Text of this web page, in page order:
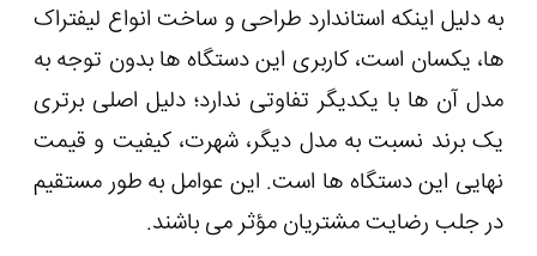
به دلیل اینکه استاندارد طراحی و ساخت انواع لیفتراک
ها، یکسان است، کاربری این دستگاه ها بدون توجه به
مدل آن ها با یکدیگر تفاوتی ندارد؛ دلیل اصلی برتری
یک برند نسبت به مدل دیگر، شهرت، کیفیت و قیمت
نهایی این دستگاه ها است. این عوامل به طور مستقیم
در جلب رضایت مشتریان مؤثر می باشند.